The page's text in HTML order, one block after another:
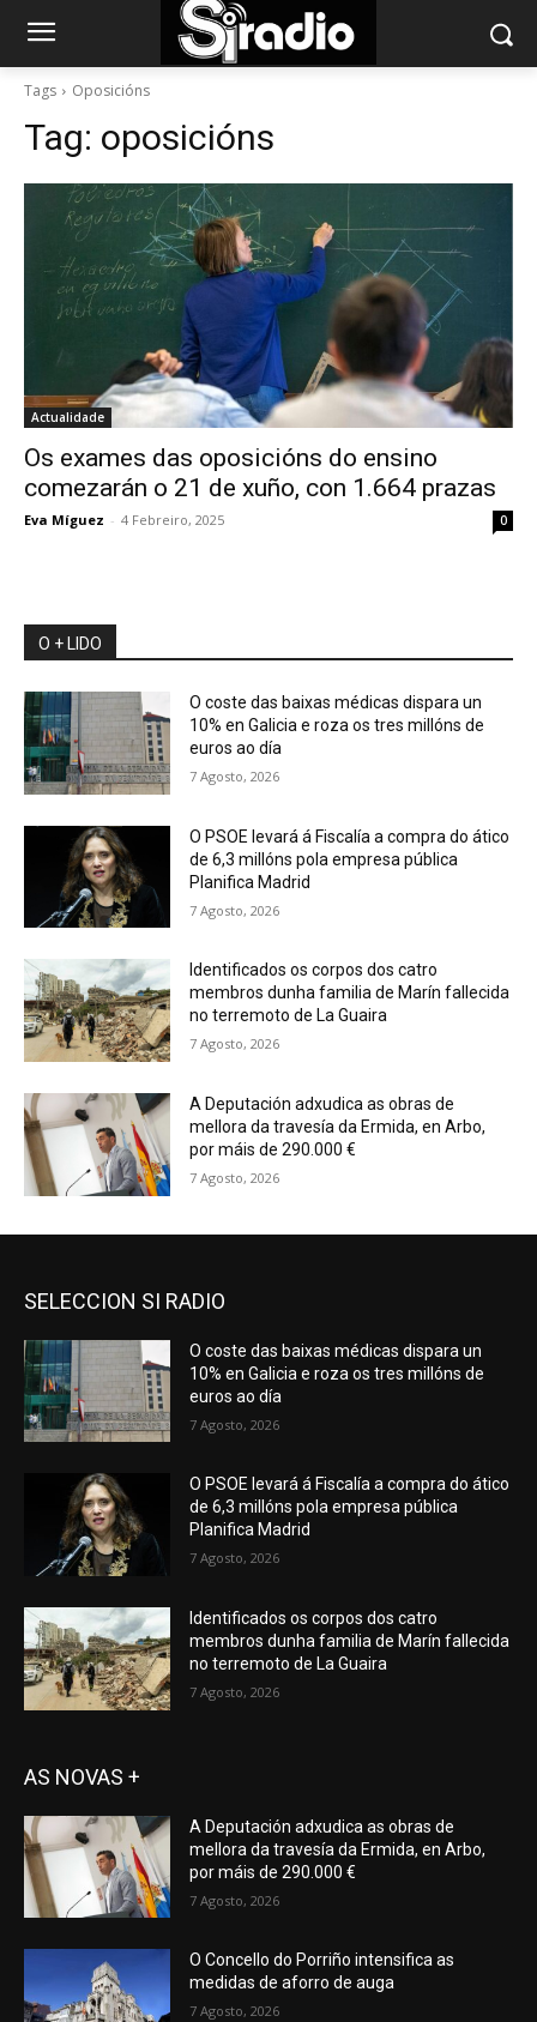
Tags Oposicións
Tag: oposicións
Actualidade
Os exames das oposicións do ensino
comezarán o 21 de xuño, con 1.664 prazas
Eva Míguez - 4 Febreiro, 2025 0
O + LIDO
O coste das baixas médicas dispara un
10% en Galicia e roza os tres millóns de
euros ao día
7 Agosto, 2026
O PSOE levará á Fiscalía a compra do ático
de 6,3 millóns pola empresa pública
Planifica Madrid
7 Agosto, 2026
Identificados os corpos dos catro
membros dunha familia de Marín fallecida
no terremoto de La Guaira
7 Agosto, 2026
A Deputación adxudica as obras de
mellora da travesía da Ermida, en Arbo,
por máis de 290.000 €
7 Agosto, 2026
SELECCION SI RADIO
O coste das baixas médicas dispara un
10% en Galicia e roza os tres millóns de
euros ao día
7 Agosto, 2026
O PSOE levará á Fiscalía a compra do ático
de 6,3 millóns pola empresa pública
Planifica Madrid
7 Agosto, 2026
Identificados os corpos dos catro
membros dunha familia de Marín fallecida
no terremoto de La Guaira
7 Agosto, 2026
AS NOVAS +
A Deputación adxudica as obras de
mellora da travesía da Ermida, en Arbo,
por máis de 290.000 €
7 Agosto, 2026
O Concello do Porriño intensifica as
medidas de aforro de auga
7 Agosto, 2026